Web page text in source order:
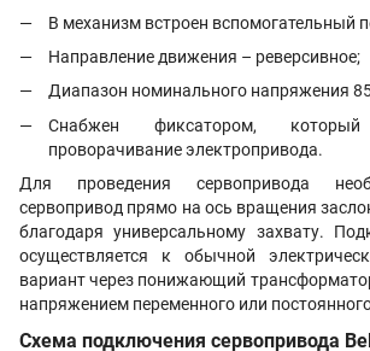
В механизм встроен вспомогательный
Направление движения – реверсивное;
Диапазон номинального напряжения
Снабжен фиксатором, который
проворачивание электропривода.
Для проведения сервопривода
сервопривод прямо на ось вращения
благодаря универсальному захвату.
осуществляется к обычной
вариант через понижающий
напряжением переменного или
Схема подключения сервопривода